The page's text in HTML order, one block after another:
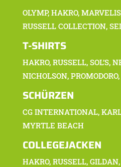
OLYMP, HAKRO,
RUSSELL COLLECTION,
T-SHIRTS
HAKRO, RUSSELL, SOL’S,
NICHOLSON,
SCHÜRZEN
CG INTERNATIONAL,
MYRTLE BEACH
COLLEGEJACKEN
HAKRO, RUSSELL,